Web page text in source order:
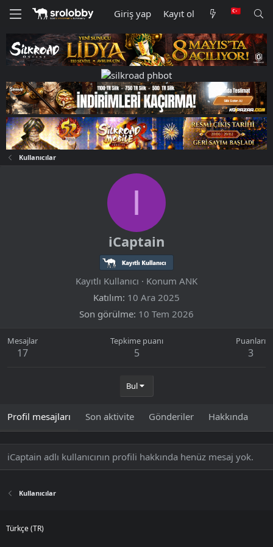
Giriş yap Kayıt ol
Kullanıcılar
I
iCaptain
Kayıtlı Kullanıcı · Konum ANK
Katılım 10 Ara 2025
Son görülme 10 Tem 2026
Mesajlar
17
Tepkime puanı
5
Puanları
3
Bul
Profil mesajları Son aktivite Gönderiler Hakkında
iCaptain adlı kullanıcının profili hakkında henüz mesaj yok.
Kullanıcılar
Türkçe (TR)